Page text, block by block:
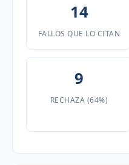
14
FALLOS QUE LO CITAN
9
RECHAZA (64%)